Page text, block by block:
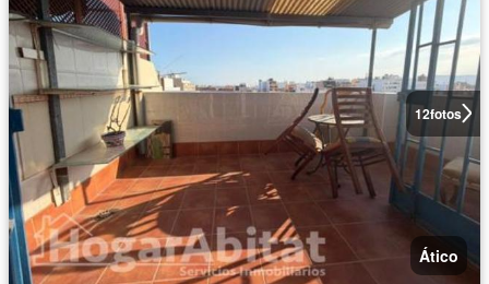
12fotos
Ático